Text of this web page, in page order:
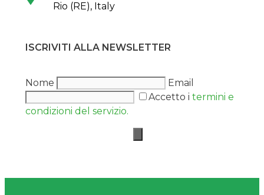
Rio (RE), Italy
ISCRIVITI ALLA NEWSLETTER
Nome
Email
Accetto i termini e
condizioni del servizio.